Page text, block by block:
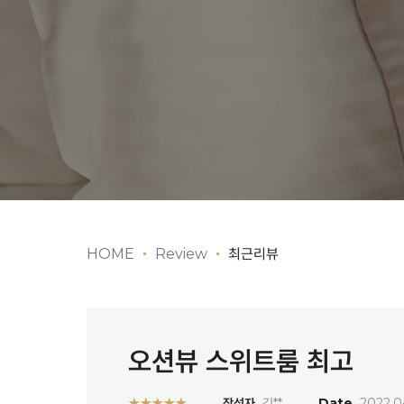
HOME Review 최근리뷰
오션뷰 스위트룸 최고